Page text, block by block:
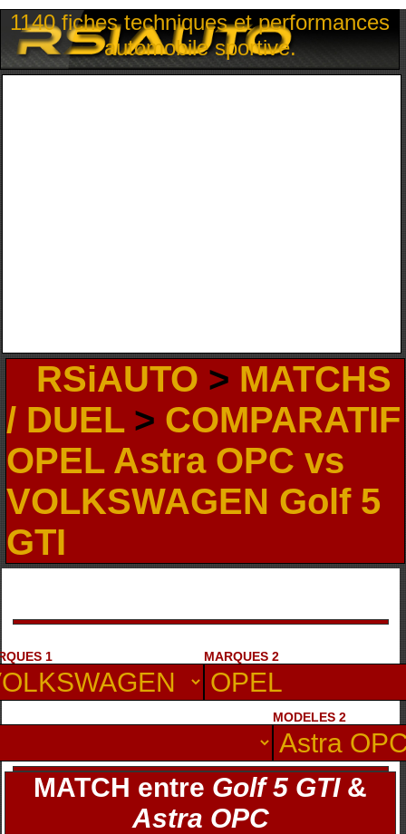
1140 fiches techniques et performances
automobile sportive.
RSiAUTO > MATCHS
/ DUEL> COMPARATIF
OPEL Astra OPC vs
VOLKSWAGEN Golf 5
GTI
1 MARQUES 2
MODELES 2
MATCH entre Golf 5 GTI&
Astra OPC